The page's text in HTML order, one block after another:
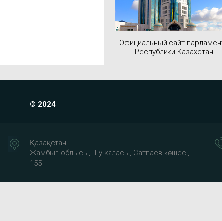
Официальный сайт
Республики Казахстан
© 2024
Қазақстан
Жамбыл облысы, Шу қаласы, Сатпаев көшесі,
155